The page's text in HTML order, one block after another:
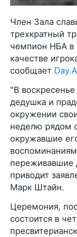
Член Зала
трехкратный
чемпион НБА в
качестве
сообщает
"В
дедушка и
окружении
неделю рядом
окружавшие
переживавшие
приводит
Марк Штайн.
Церемония,
состоится в